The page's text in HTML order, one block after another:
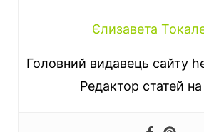
Єлизавета
Головний видавець сайту
Редактор статей на